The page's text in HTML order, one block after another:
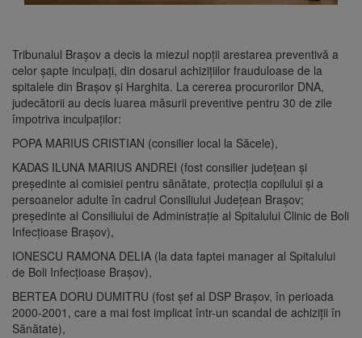
Tribunalul Brașov a decis la miezul nopții arestarea preventivă a
celor șapte inculpați, din dosarul achizițiilor frauduloase de la
spitalele din Brașov și Harghita. La cererea procurorilor DNA,
judecătorii au decis luarea măsurii preventive pentru 30 de zile
împotriva inculpaților:
POPA MARIUS CRISTIAN (consilier local la Săcele),
KADAS ILUNA MARIUS ANDREI (fost consilier județean și
președinte al comisiei pentru sănătate, protecția copilului și a
persoanelor adulte în cadrul Consiliului Județean Brașov;
președinte al Consiliului de Administrație al Spitalului Clinic de Boli
Infecțioase Brașov),
IONESCU RAMONA DELIA (la data faptei manager al Spitalului
de Boli Infecțioase Brașov),
BERTEA DORU DUMITRU (fost șef al DSP Brașov, în perioada
2000-2001, care a mai fost implicat într-un scandal de achiziții în
Sănătate),